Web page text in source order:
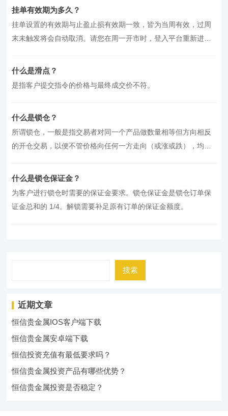
挂单有效期为多久？
挂单设置的有效期与止盈止损有效期一致，皆为当周有效，过周
末未触发将会自动取消。请您在周一开市时，登入平台重新进行
什么是滑点？
是指客户提交指令的价格与最终成交价不符。
什么是锁仓？
所谓锁仓，一般是指交易者对同一个产品做数量相等但方向相反
的开仓交易，以便不管价格向任何一方走向（或涨或跌），均不
什么是锁仓保证金？
为客户进行锁仓时需要的保证金要求。锁仓保证金是锁仓订单保
证金总和的 1/4。解锁需要补足原有订单的保证金额度。
搜索
近期文章
恒信贵金属IOS客户端下载
恒信贵金属安卓端下载
恒信投资充值有最低要求吗？
恒信贵金属投资产品有哪些优势？
恒信贵金属投资是否稳定？